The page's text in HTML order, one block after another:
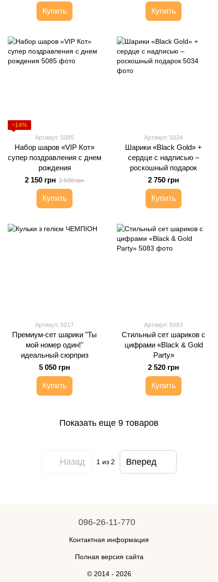
Купить Купить
−14%
Артикул: 5085
Набор шаров «VIP Кот»
супер поздравления с днем
​​рождения
2 150 грн 2 500 грн
Купить
Артикул: 5034
Шарики «Black Gold» +
сердце с надписью –
роскошный подарок
2 750 грн
Купить
Артикул: 5017
Премиум-сет шарики "Ты
мой номер один!"
идеальный сюрприз
5 050 грн
Купить
Артикул: 5083
Стильный сет шариков с
цифрами «Black & Gold
Party»
2 520 грн
Купить
Показать еще 9 товаров
Назад 1 из 2 Вперед
096-26-11-770
Контактная информация
Полная версия сайта
© 2014 - 2026